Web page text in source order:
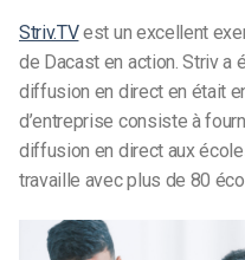
Striv.TVest un excellent
de Dacast en action. Striv a
diffusion en direct en était
d’entreprise consiste à
diffusion en direct aux
travaille avec plus de 80